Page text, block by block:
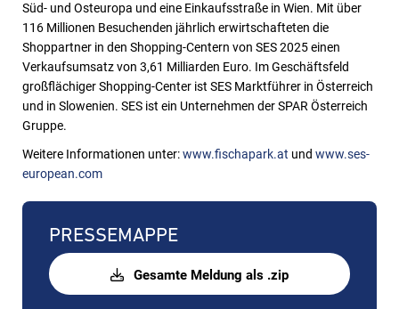
Süd- und Osteuropa und eine Einkaufsstraße in Wien. Mit über
116 Millionen Besuchenden jährlich erwirtschafteten die
Shoppartner in den Shopping-Centern von SES 2025 einen
Verkaufsumsatz von 3,61 Milliarden Euro. Im Geschäftsfeld
großflächiger Shopping-Center ist SES Marktführer in Österreich
und in Slowenien. SES ist ein Unternehmen der SPAR Österreich
Gruppe.
Weitere Informationen unter:www.fischapark.at und www.ses-
european.com
PRESSEMAPPE
Gesamte Meldung als .zip